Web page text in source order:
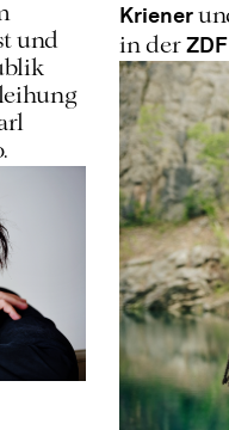
und
Kriener
in der